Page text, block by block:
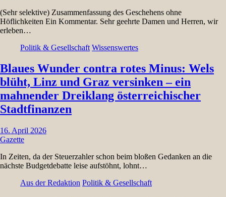
(Sehr selektive) Zusammenfassung des Geschehens ohne
Höflichkeiten Ein Kommentar. Sehr geehrte Damen und Herren, wir
erleben…
Politik & Gesellschaft Wissenswertes
Blaues Wunder contra rotes Minus: Wels
blüht, Linz und Graz versinken – ein
mahnender Dreiklang österreichischer
Stadtfinanzen
16. April 2026
Gazette
In Zeiten, da der Steuerzahler schon beim bloßen Gedanken an die
nächste Budgetdebatte leise aufstöhnt, lohnt…
Aus der Redaktion Politik & Gesellschaft